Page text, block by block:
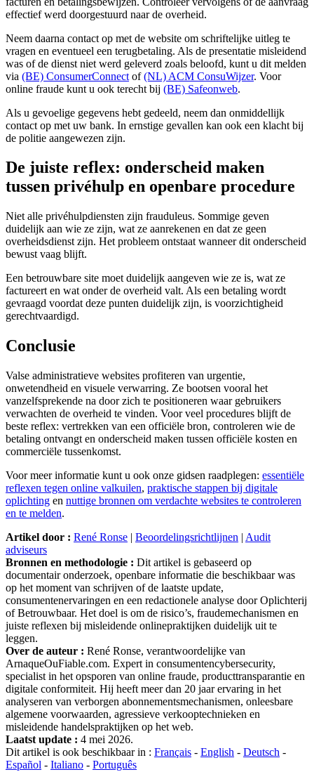
effectief werd doorgestuurd naar de overheid.
Neem daarna contact op met de website om schriftelijke uitleg te
vragen en eventueel een terugbetaling. Als de presentatie misleidend
was of de dienst niet werd geleverd zoals beloofd, kunt u dit melden
via (BE) ConsumerConnect of(NL) ACM ConsuWijzer. Voor
online fraude kunt u ook terecht bij (BE) Safeonweb.
Als u gevoelige gegevens hebt gedeeld, neem dan onmiddellijk
contact op met uw bank. In ernstige gevallen kan ook een klacht bij
de politie aangewezen zijn.
De juiste reflex: onderscheid maken
tussen privéhulp en openbare procedure
Niet alle privéhulpdiensten zijn frauduleus. Sommige geven
duidelijk aan wie ze zijn, wat ze aanrekenen en dat ze geen
overheidsdienst zijn. Het probleem ontstaat wanneer dit onderscheid
bewust vaag blijft.
Een betrouwbare site moet duidelijk aangeven wie ze is, wat ze
factureert en wat onder de overheid valt. Als een betaling wordt
gevraagd voordat deze punten duidelijk zijn, is voorzichtigheid
gerechtvaardigd.
Conclusie
Valse administratieve websites profiteren van urgentie,
onwetendheid en visuele verwarring. Ze bootsen vooral het
vanzelfsprekende na door zich te positioneren waar gebruikers
verwachten de overheid te vinden. Voor veel procedures blijft de
beste reflex: vertrekken van een officiële bron, controleren wie de
betaling ontvangt en onderscheid maken tussen officiële kosten en
commerciële tussenkomst.
Voor meer informatie kunt u ook onze gidsen raadplegen: essentiële
reflexen tegen online valkuilen, praktische stappen bij digitale
oplichting en nuttige bronnen om verdachte websites te controleren
en te melden.
Artikel door : René Ronse | Beoordelingsrichtlijnen | Audit
adviseurs
Bronnen en methodologie : Dit artikel is gebaseerd op
documentair onderzoek, openbare informatie die beschikbaar was
op het moment van schrijven of de laatste update,
consumentenervaringen en een redactionele analyse door Oplichterij
of Betrouwbaar. Het doel is om de risico’s, fraudemechanismen en
juiste reflexen bij misleidende onlinepraktijken duidelijk uit te
leggen.
Over de auteur : René Ronse, verantwoordelijke van
ArnaqueOuFiable.com. Expert in consumentencybersecurity,
specialist in het opsporen van online fraude, producttransparantie en
digitale conformiteit. Hij heeft meer dan 20 jaar ervaring in het
analyseren van verborgen abonnementsmechanismen, onleesbare
algemene voorwaarden, agressieve verkooptechnieken en
misleidende handelspraktijken op het web.
Laatst update : 4 mei 2026.
Dit artikel is ook beschikbaar in : Français - English - Deutsch -
Español - Italiano - Português